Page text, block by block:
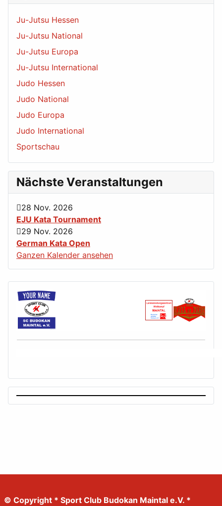
Ju-Jutsu Hessen
Ju-Jutsu National
Ju-Jutsu Europa
Ju-Jutsu International
Judo Hessen
Judo National
Judo Europa
Judo International
Sportschau
Nächste Veranstaltungen
28 Nov. 2026
EJU Kata Tournament
29 Nov. 2026
German Kata Open
Ganzen Kalender ansehen
© Copyright * Sport Club Budokan Maintal e.V. *